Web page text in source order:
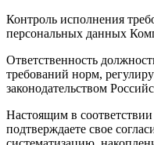
Контроль исполнения
персональных данных
Ответственность
требований норм,
законодательством
Настоящим в
подтверждаете свое